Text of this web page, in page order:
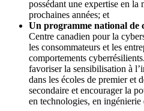
possédant une expertise en la
prochaines années; et
Un programme national de
Centre canadien pour la
les consommateurs et les
comportements
favoriser la sensibilisation à
dans les écoles de premier et
secondaire et encourager la
en technologies, en ingénierie